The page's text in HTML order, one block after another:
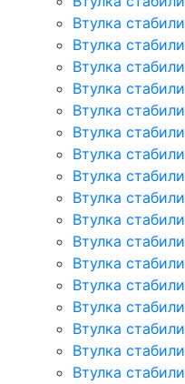
Втулка
Втулка
Втулка
Втулка
Втулка
Втулка
Втулка
Втулка
Втулка
Втулка
Втулка
Втулка
Втулка
Втулка
Втулка
Втулка
Втулка